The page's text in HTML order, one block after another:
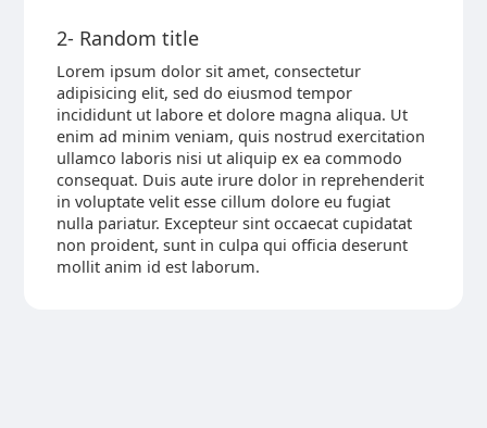
2- Random title
Lorem ipsum dolor sit amet, consectetur
adipisicing elit, sed do eiusmod tempor
incididunt ut labore et dolore magna aliqua. Ut
enim ad minim veniam, quis nostrud exercitation
ullamco laboris nisi ut aliquip ex ea commodo
consequat. Duis aute irure dolor in reprehenderit
in voluptate velit esse cillum dolore eu fugiat
nulla pariatur. Excepteur sint occaecat cupidatat
non proident, sunt in culpa qui officia deserunt
mollit anim id est laborum.